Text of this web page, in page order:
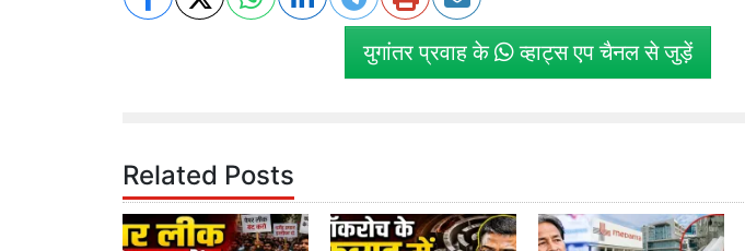
युगांतर प्रवाह के व्हाट्स एप चैनल से जुड़ें
Related Posts